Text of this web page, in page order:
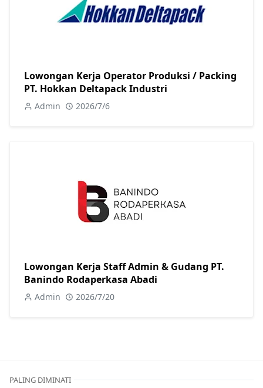
Lowongan Kerja Operator Produksi / Packing
PT. Hokkan Deltapack Industri
Admin 2026/7/6
Lowongan Kerja Staff Admin & Gudang PT.
Banindo Rodaperkasa Abadi
Admin 2026/7/20
PALING DIMINATI